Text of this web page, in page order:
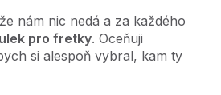
nám nic nedá a za každého
pro fretky. Oceňuji
si alespoň vybral, kam ty